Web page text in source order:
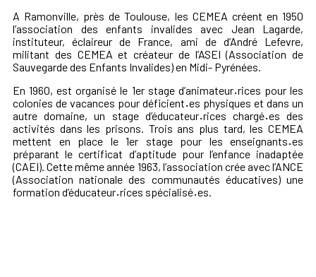
A Ramonville, près de Toulouse, les CEMEA créent en 1950
l’association des enfants invalides avec Jean Lagarde,
instituteur, éclaireur de France, ami de d’André Lefevre,
militant des CEMEA et créateur de l’ASEI (Association de
Sauvegarde des Enfants Invalides) en Midi- Pyrénées.
En 1960, est organisé le 1er stage d’animateur·rices pour les
colonies de vacances pour déficient·es physiques et dans un
autre domaine, un stage d’éducateur·rices chargé·es des
activités dans les prisons. Trois ans plus tard, les CEMEA
mettent en place le 1er stage pour les enseignants·es
préparant le certificat d’aptitude pour l’enfance inadaptée
(CAEI). Cette même année 1963, l’association crée avec l’ANCE
(Association nationale des communautés éducatives) une
formation d’éducateur·rices spécialisé·es.